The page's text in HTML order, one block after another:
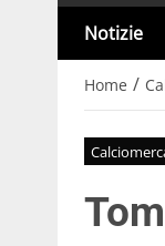
Notizie
Home /